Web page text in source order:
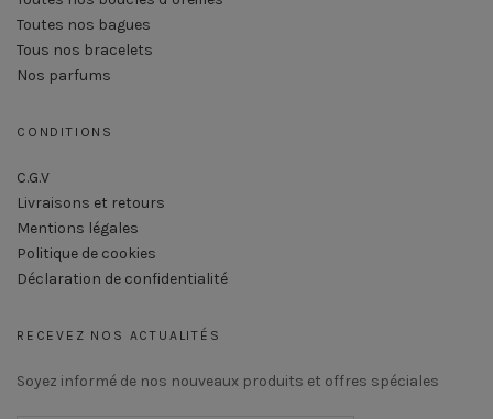
Toutes nos bagues
Tous nos bracelets
Nos parfums
CONDITIONS
C.G.V
Livraisons et retours
Mentions légales
Politique de cookies
Déclaration de confidentialité
RECEVEZ NOS ACTUALITÉS
Soyez informé de nos nouveaux produits et offres spéciales